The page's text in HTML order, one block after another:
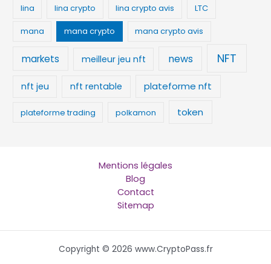
lina lina crypto lina crypto avis
LTC
mana
mana crypto mana crypto avis
markets meilleur jeu nft news NFT
nft jeu nft rentable plateforme nft
plateforme trading polkamon token
Mentions légales
Blog
Contact
Sitemap
Copyright © 2026 www.CryptoPass.fr